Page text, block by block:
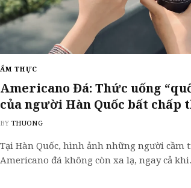
ẨM THỰC
Americano Đá: Thức uống
của người Hàn Quốc bất chấp
BY THUONG
Tại Hàn Quốc, hình ảnh những người cầm
Americano đá không còn xa lạ, ngay cả